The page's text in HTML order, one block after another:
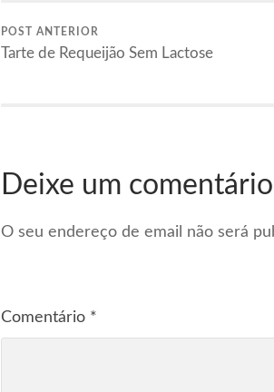
POST ANTERIOR
Tarte de Requeijão Sem Lactose
Deixe um comentário
O seu endereço de email não será
Comentário *